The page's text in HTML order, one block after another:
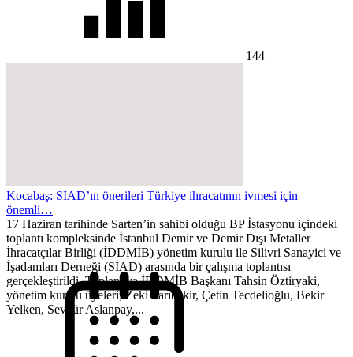
144
Kocabaş: SİAD’ın önerileri Türkiye ihracatının ivmesi için
önemli…
17 Haziran tarihinde Sarten’in sahibi olduğu BP İstasyonu içindeki
toplantı kompleksinde İstanbul Demir ve Demir Dışı Metaller
İhracatçılar Birliği (İDDMİB) yönetim kurulu ile Silivri Sanayici ve
İşadamları Derneği (SİAD) arasında bir çalışma toplantısı
gerçekleştirildi. Toplantıya İDDMİB Başkanı Tahsin Öztiryaki,
yönetim kurulu üyeleri; Zeki Sarıbekir, Çetin Tecdelioğlu, Bekir
Yelken, Sevgür Aslanpay,...